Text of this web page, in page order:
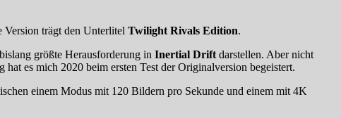
trägt den Unterlitel Twilight Rivals Edition.
größte Herausforderung in Inertial Drift darstellen. Aber nicht
es mich 2020 beim ersten Test der Originalversion begeistert.
einem Modus mit 120 Bildern pro Sekunde und einem mit 4K